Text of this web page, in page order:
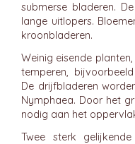
submerse bladeren.
lange uitlopers.
kroonbladeren.
Weinig eisende
temperen,
De drijfbladeren
Nymphaea. Door het
nodig aan het
Twee sterk